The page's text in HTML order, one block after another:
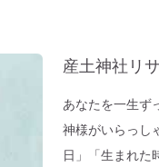
先は、日本が世界の
アの法則」より
ゴール療法：症例】ギ
日続いていた便秘が
産土神社リ
あなたを一生ず
神様がいらっし
日」「生まれた